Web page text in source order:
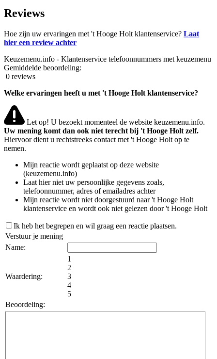
Reviews
Hoe zijn uw ervaringen met 't Hooge Holt klantenservice? Laat
hier een review achter
Keuzemenu.info - Klantenservice telefoonnummers met keuzemenu
Gemiddelde beoordeling:
0 reviews
Welke ervaringen heeft u met 't Hooge Holt klantenservice?
Let op! U bezoekt momenteel de website keuzemenu.info.
Uw mening komt dan ook niet terecht bij 't Hooge Holt zelf.
Hiervoor dient u rechtstreeks contact met 't Hooge Holt op te
nemen.
Mijn reactie wordt geplaatst op deze website
(keuzemenu.info)
Laat hier niet uw persoonlijke gegevens zoals,
telefoonnummer, adres of emailadres achter
Mijn reactie wordt niet doorgestuurd naar 't Hooge Holt
klantenservice en wordt ook niet gelezen door 't Hooge Holt
Ik heb het begrepen en wil graag een reactie plaatsen.
Verstuur je mening
Name:
Waardering:
1
2
3
4
5
Beoordeling: